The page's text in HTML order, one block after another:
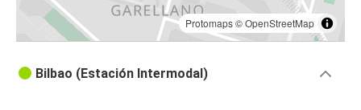
Protomaps©OpenStreetMap
Bilbao (Estación Intermodal)